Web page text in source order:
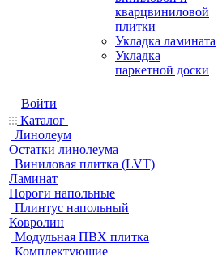
кварцвиниловой
плитки
Укладка ламината
Укладка
паркетной доски
Войти
Каталог
Линолеум
Остатки линолеума
Виниловая плитка (LVT)
Ламинат
Пороги напольные
Плинтус напольный
Ковролин
Модульная ПВХ плитка
Комплектующие